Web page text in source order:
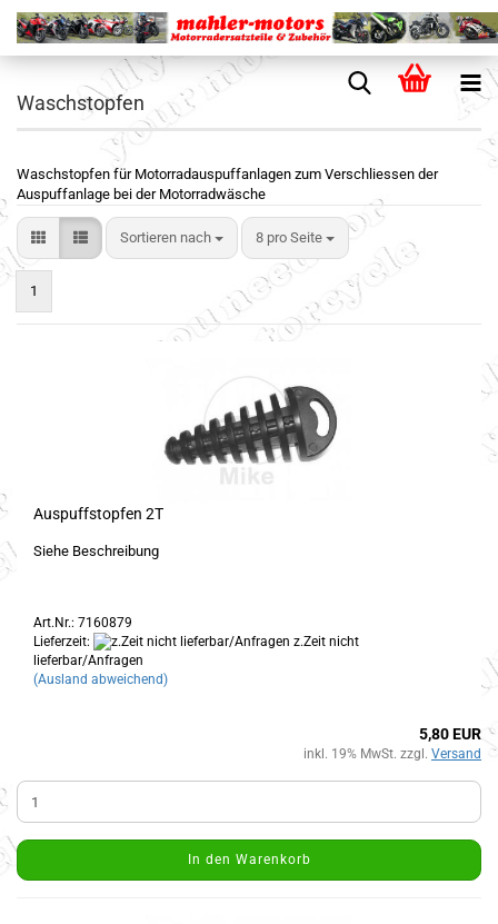
Waschstopfen
Waschstopfen für Motorradauspuffanlagen zum Verschliessen der
Auspuffanlage bei der Motorradwäsche
Sortieren nach 8 pro Seite
1
Auspuffstopfen 2T
Siehe Beschreibung
Art.Nr.: 7160879
Lieferzeit:
z.Zeit nicht
lieferbar/Anfragen
(Ausland abweichend)
5,80 EUR
inkl. 19% MwSt. zzgl. Versand
In den Warenkorb